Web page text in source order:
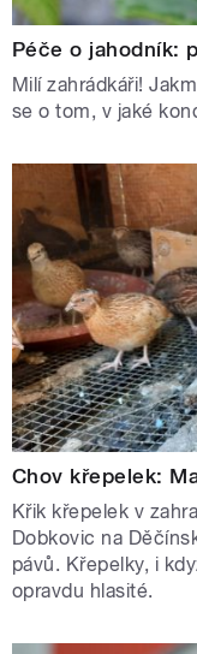
Péče o jahodník:
Milí zahrádkáři!
se o tom, v jaké
Chov křepelek:
Křik křepelek v
Dobkovic na
pávů. Křepelky, i
opravdu hlasité.